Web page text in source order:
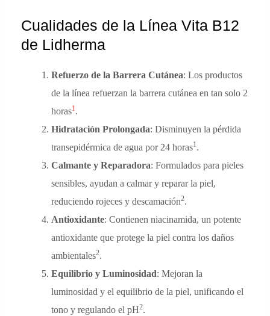
Cualidades de la Línea Vita B12
de Lidherma
Refuerzo de la Barrera Cutánea: Los productos
de la línea refuerzan la barrera cutánea en tan solo 2
horas1.
Hidratación Prolongada: Disminuyen la pérdida
transepidérmica de agua por 24 horas1.
Calmante y Reparadora: Formulados para pieles
sensibles, ayudan a calmar y reparar la piel,
reduciendo rojeces y descamación2.
Antioxidante: Contienen niacinamida, un potente
antioxidante que protege la piel contra los daños
ambientales2.
Equilibrio y Luminosidad: Mejoran la
luminosidad y el equilibrio de la piel, unificando el
tono y regulando el pH2.